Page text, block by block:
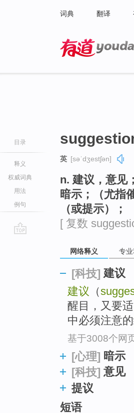
词典 翻译
目录
释义
权威词典
用法
例句
英 [səˈdʒestʃən]
n. 建议，意见
暗示；（尤指
（或提示）；
[ 复数
网络释义 专业
[科技] 建议
建议 （
醒目，又要
中必须注意的
基于3008个网
[心理] 暗示
[科技] 意见
提议
短语